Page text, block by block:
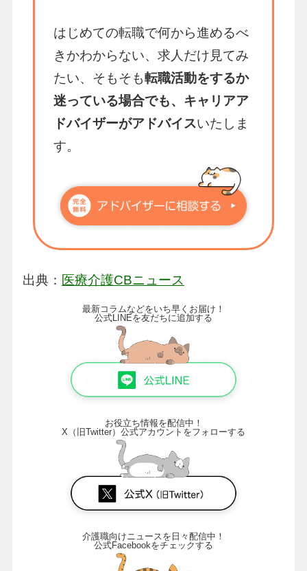
はじめての転職で何から進めるべ
きかわからない、求人だけ見てみ
たい、そもそも転職活動をするか
迷っている場合でも、キャリアア
ドバイザーがアドバイスいたしま
す。
出典： 医療介護CBニュース
最新コラムなどをいち早くお届け！
公式LINEを友だちに追加する
お役立ち情報を配信中！
X（旧Twitter）公式アカウントをフォローする
介護職向けニュースを日々配信中！
公式Facebookをチェックする